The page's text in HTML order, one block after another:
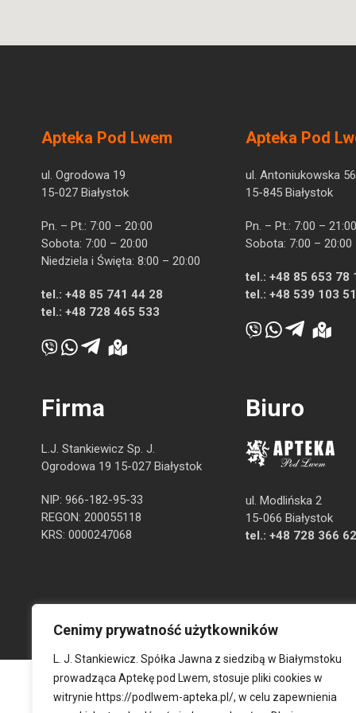
Cenimy prywatność użytkowników
L. J. Stankiewicz. Spółka Jawna z siedzibą w Białymstoku
prowadząca Aptekę pod Lwem, stosuje pliki cookies w
witrynie https://podlwem-apteka.pl/, w celu zapewnienia
Apteka Pod Lwem
ul. Ogrodowa 19
15-027 Białystok
Pn. – Pt.: 7:00 – 20:00
Sobota: 7:00 – 20:00
Niedziela i Święta: 8:00 – 20:00
tel.: +48 85 741 44 28
tel.: +48 728 465 533
Apteka Pod
ul. Antoniukowska 56
15-845 Białystok
Pn. – Pt.: 7:00 – 21:00
Sobota: 7:00 – 20:00
tel.: +48 85 653 78
tel.: +48 539 103
Firma
L.J. Stankiewicz Sp. J.
Ogrodowa 19 15-027 Białystok
NIP: 966-182-95-33
REGON: 200055118
KRS: 0000247068
Biuro
ul. Modlińska 2
15-066 Białystok
tel.: +48 728 366